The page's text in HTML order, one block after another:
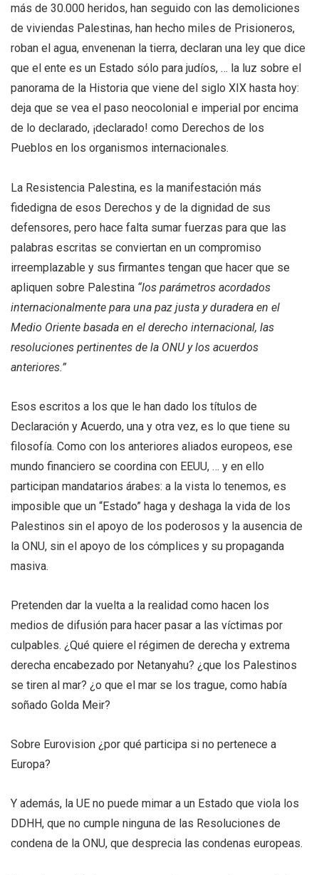
más de 30.000 heridos, han seguido con las demoliciones
de viviendas Palestinas, han hecho miles de Prisioneros,
roban el agua, envenenan la tierra, declaran una ley que dice
que el ente es un Estado sólo para judíos, … la luz sobre el
panorama de la Historia que viene del siglo XIX hasta hoy:
deja que se vea el paso neocolonial e imperial por encima
de lo declarado, ¡declarado! como Derechos de los
Pueblos en los organismos internacionales.
La Resistencia Palestina, es la manifestación más
fidedigna de esos Derechos y de la dignidad de sus
defensores, pero hace falta sumar fuerzas para que las
palabras escritas se conviertan en un compromiso
irreemplazable y sus firmantes tengan que hacer que se
apliquen sobre Palestina “los parámetros acordados
internacionalmente para una paz justa y duradera en el
Medio Oriente basada en el derecho internacional, las
resoluciones pertinentes de la ONU y los acuerdos
anteriores.”
Esos escritos a los que le han dado los títulos de
Declaración y Acuerdo, una y otra vez, es lo que tiene su
filosofía. Como con los anteriores aliados europeos, ese
mundo financiero se coordina con EEUU, … y en ello
participan mandatarios árabes: a la vista lo tenemos, es
imposible que un “Estado” haga y deshaga la vida de los
Palestinos sin el apoyo de los poderosos y la ausencia de
la ONU, sin el apoyo de los cómplices y su propaganda
masiva.
Pretenden dar la vuelta a la realidad como hacen los
medios de difusión para hacer pasar a las víctimas por
culpables. ¿Qué quiere el régimen de derecha y extrema
derecha encabezado por Netanyahu? ¿que los Palestinos
se tiren al mar? ¿o que el mar se los trague, como había
soñado Golda Meir?
Sobre Eurovision ¿por qué participa si no pertenece a
Europa?
Y además, la UE no puede mimar a un Estado que viola los
DDHH, que no cumple ninguna de las Resoluciones de
condena de la ONU, que desprecia las condenas europeas.